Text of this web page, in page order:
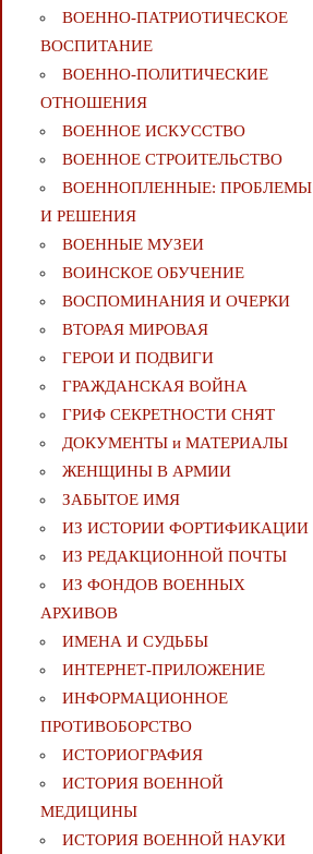
ВОЕННО-ПАТРИОТИЧЕСКОЕ
ВОСПИТАНИЕ
ВОЕННО-ПОЛИТИЧЕСКИE
ОТНОШЕНИЯ
ВОЕННОЕ ИСКУССТВО
ВОЕННОЕ СТРОИТЕЛЬСТВО
ВОЕННОПЛЕННЫЕ: ПРОБЛЕМЫ
И РЕШЕНИЯ
ВОЕННЫЕ МУЗЕИ
ВОИНСКОЕ ОБУЧЕНИЕ
ВОСПОМИНАНИЯ И ОЧЕРКИ
ВТОРАЯ МИРОВАЯ
ГЕРОИ И ПОДВИГИ
ГРАЖДАНСКАЯ ВОЙНА
ГРИФ СЕКРЕТНОСТИ СНЯТ
ДОКУМЕНТЫ и МАТЕРИАЛЫ
ЖЕНЩИНЫ В АРМИИ
ЗАБЫТОЕ ИМЯ
ИЗ ИСТОРИИ ФОРТИФИКАЦИИ
ИЗ РЕДАКЦИОННОЙ ПОЧТЫ
ИЗ ФОНДОВ ВОЕННЫХ
АРХИВОВ
ИМЕНА И СУДЬБЫ
ИНТЕРНЕТ-ПРИЛОЖЕНИЕ
ИНФОРМАЦИОННОЕ
ПРОТИВОБОРСТВО
ИСТОРИОГРАФИЯ
ИСТОРИЯ ВОЕННОЙ
МЕДИЦИНЫ
ИСТОРИЯ ВОЕННОЙ НАУКИ